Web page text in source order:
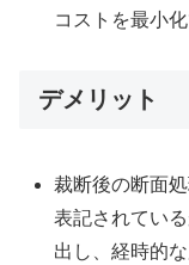
コストを最小化
デメリット
裁断後の断面
表記されてい
出し、経時的